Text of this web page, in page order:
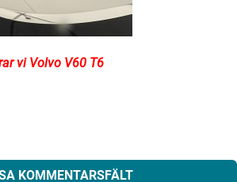
vi Volvo V60 T6
KOMMENTARSFÄLT